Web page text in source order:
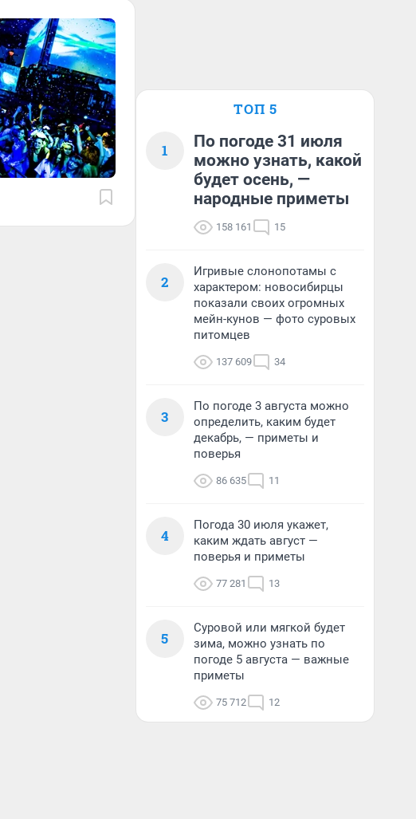
ТОП 5
1
По погоде 31 июля
можно узнать, какой
будет осень, —
народные приметы
158 161 15
2
Игривые слонопотамы с
характером: новосибирцы
показали своих огромных
мейн-кунов — фото суровых
питомцев
137 609 34
3
По погоде 3 августа можно
определить, каким будет
декабрь, — приметы и
поверья
86 635 11
4
Погода 30 июля укажет,
каким ждать август —
поверья и приметы
77 281 13
5
Суровой или мягкой будет
зима, можно узнать по
погоде 5 августа — важные
приметы
75 712 12